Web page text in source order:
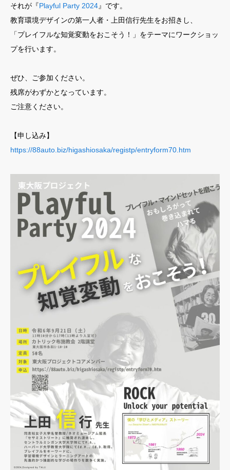
それが『Playful Party 2024』です。
教育環境デザインの第一人者・上田信行先生をお招きし、
「プレイフルな知覚変動をおこそう！」をテーマにワークショッ
プを行います。
ぜひ、ご参加ください。
残席がわずかとなっています。
ご注意ください。
【申し込み】
https://88auto.biz/higashiosaka/registp/entryform70.htm